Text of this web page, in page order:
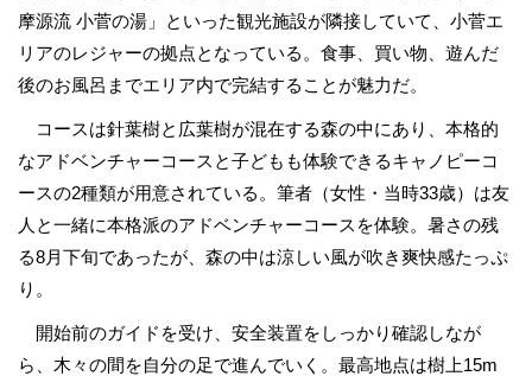
摩源流 小菅の湯」といった観光施設が隣接していて、小菅エ
リアのレジャーの拠点となっている。食事、買い物、遊んだ
後のお風呂までエリア内で完結することが魅力だ。
コースは針葉樹と広葉樹が混在する森の中にあり、本格的
なアドベンチャーコースと子どもも体験できるキャノピーコ
ースの2種類が用意されている。筆者（女性・当時33歳）は友
人と一緒に本格派のアドベンチャーコースを体験。暑さの残
る8月下旬であったが、森の中は涼しい風が吹き爽快感たっぷ
り。
開始前のガイドを受け、安全装置をしっかり確認しなが
ら、木々の間を自分の足で進んでいく。最高地点は樹上15m